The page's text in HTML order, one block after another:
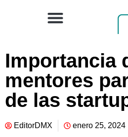
Importancia
mentores
de las
EditorDMX enero 25, 2024